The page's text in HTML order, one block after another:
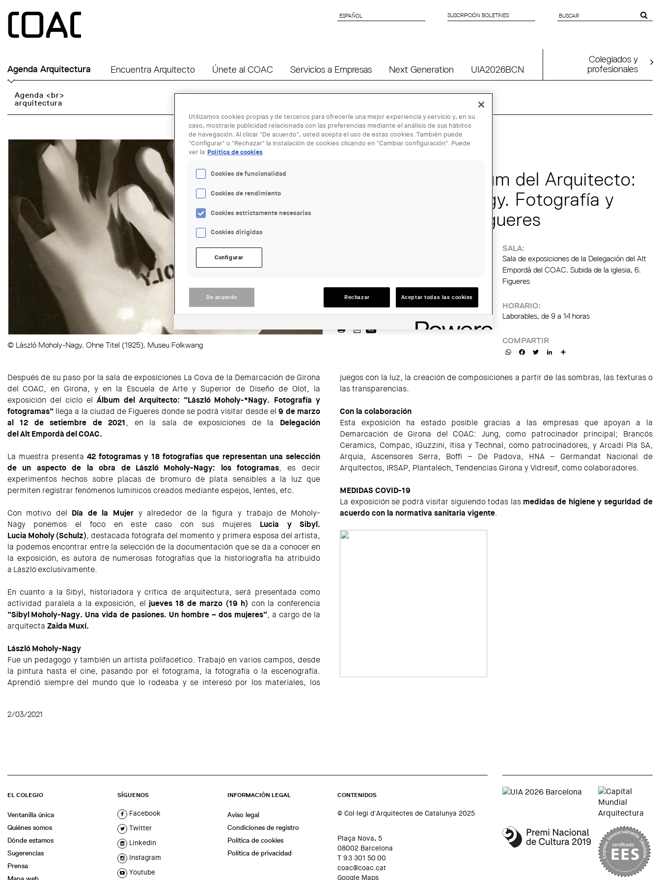
ESPAÑOL
ESPAÑOL SUSCRIPCIÓN BOLETINES
FORM
Agenda Arquitectura Encuentra Arquitecto Únete al COAC Servicios a Empresas Next Generation UIA2026BCN
Colegiados y
profesionales
Agenda <br>
arquitectura
© László Moholy-Nagy. Ohne Titel (1925). Museu Folkwang
09 MAR - 12 SEP
Exposición "El Álbum del Arquitecto:
László Moholy-Nagy. Fotografía y
fotogramas", en Figueres
Figueres
ACCIONES
SALA:
Sala de exposiciones de la Delegación del Alt
Empordà del COAC. Subida de la iglesia, 6.
Figueres
HORARIO:
Laborables, de 9 a 14 horas
COMPARTIR
WhatsAppFacebookTwitterLinkedIn
Después de su paso por la sala de exposiciones La Cova de la Demarcación de Girona
del COAC, en Girona, y en la Escuela de Arte y Superior de Diseño de Olot, la
exposición del ciclo el Álbum del Arquitecto: “László Moholy-*Nagy. Fotografía y
fotogramas” llega a la ciudad de Figueres donde se podrá visitar desde el 9 de marzo
al 12 de setiembre de 2021, en la sala de exposiciones de la Delegación
delAlt Empordà del COAC.
La muestra presenta 42 fotogramas y 18 fotografías que representan una selección
de un aspecto de la obra de László Moholy-Nagy: los fotogramas, es decir
experimentos hechos sobre placas de bromuro de plata sensibles a la luz que
permiten registrar fenómenos lumínicos creados mediante espejos, lentes, etc.
Con motivo del Día de la Mujer y alrededor de la figura y trabajo de Moholy-
Nagy ponemos el foco en este caso con sus mujeres Lucia y Sibyl.
Lucia Moholy (Schulz), destacada fotógrafa del momento y primera esposa del artista,
la podemos encontrar entre la selección de la documentación que se da a conocer en
la exposición, es autora de numerosas fotografías que la historiografía ha atribuido
a László exclusivamente.
En cuanto a la Sibyl, historiadora y crítica de arquitectura, será presentada como
actividad paralela a la exposición, el jueves 18 de marzo (19 h) con la conferencia
“Sibyl Moholy-Nagy. Una vida de pasiones. Un hombre – dos mujeres”, a cargo de la
arquitecta Zaida Muxí.
László Moholy-Nagy
Fue un pedagogo y también un artista polifacético. Trabajó en varios campos, desde
la pintura hasta el cine, pasando por el fotograma, la fotografía o la escenografía.
Aprendió siempre del mundo que lo rodeaba y se interesó por los materiales, los
juegos con la luz, la creación de composiciones a partir de las sombras, las texturas o
las transparencias.
Con la colaboración
Esta exposición ha estado posible gracias a las empresas que apoyan a la
Demarcación de Girona del COAC: Jung, como patrocinador principal; Brancós
Ceramics, Compac, iGuzzini, Itisa y Technal, como patrocinadores, y Arcadi Pla SA,
Arquia, Ascensores Serra, Boffi – De Padova, HNA – Germandat Nacional de
Arquitectos, IRSAP, Plantalech, Tendencias Girona y Vidresif, como colaboradores.
MEDIDAS COVID-19
La exposición se podrá visitar siguiendo todas las medidas de higiene y seguridad de
acuerdo con la normativa sanitaria vigente.
2/03/2021
EL COLEGIO
Ventanilla única
Quiénes somos
Dónde estamos
Sugerencias
Prensa
SÍGUENOS
Facebook
Twitter
Linkedin
Instagram
Youtube
INFORMACIÓN LEGAL
Aviso legal
Condiciones de registro
Política de cookies
Política de privacidad
CONTENIDOS
© Col·legi d'Arquitectes de Catalunya 2025
Plaça Nova, 5
08002 Barcelona
T 93 301 50 00
coac@coac.cat
Google Maps
Utilizamos cookies propias y de terceros para ofrecerle una mejor experiencia y servicio y, en su
caso, mostrarle publicidad relacionada con las preferencias mediante el análisis de sus hábitos
de navegación. Al clicar "De acuerdo", usted acepta el uso de estas cookies. También puede
"Configurar" o "Rechazar" la instalación de cookies clicando en "Cambiar configuración". Puede
ver la Política de cookies
Cookies de funcionalidad
Cookies de rendimiento
Cookies estrictamente necesarias
Cookies dirigidas
Configurar
De acuerdo Rechazar Aceptar todas las cookies